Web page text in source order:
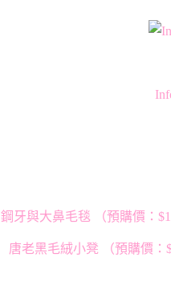
鋼牙與大鼻毛毯 （預購價：
唐老黑毛絨小凳 （預購價：